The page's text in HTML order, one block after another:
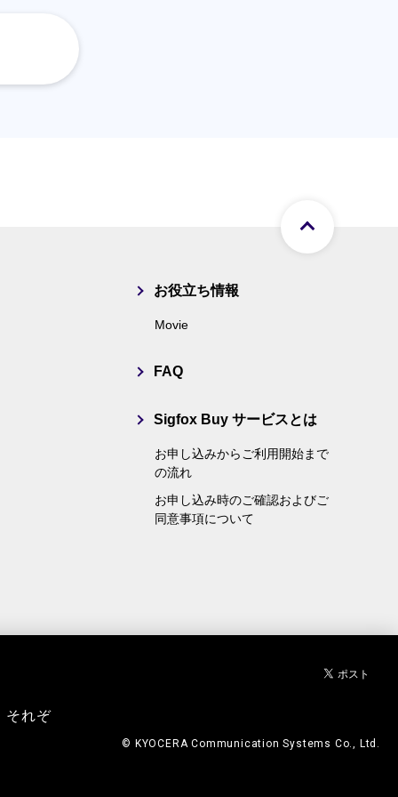
お役立ち情報
Movie
FAQ
Sigfox Buy サービスとは
お申し込みからご利用開始まで
の流れ
お申し込み時のご確認およびご
同意事項について
それぞ
© KYOCERA Communication Systems Co., Ltd.